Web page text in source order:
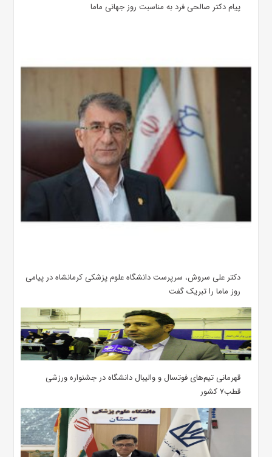
پیام دکتر صالحی فرد به مناسبت روز جهانی ماما
دکتر علی سروش، سرپرست دانشگاه علوم پزشکی کرمانشاه در پیامی
روز ماما را تبریک گفت
قهرمانی تیم‌های فوتسال و والیبال دانشگاه در جشنواره ورزشی
قطب۷ کشور